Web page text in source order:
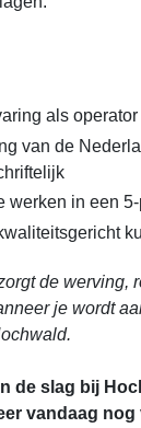
als operator
van de
werken in een
de werving,
je wordt
de slag bij
vandaag nog